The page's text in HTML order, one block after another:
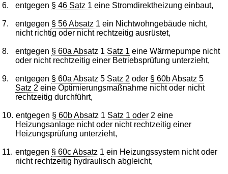
6. entgegen § 46 Satz 1 eine Stromdirektheizung einbaut,
7. entgegen § 56 Absatz 1 ein Nichtwohngebäude nicht,
nicht richtig oder nicht rechtzeitig ausrüstet,
8. entgegen § 60a Absatz 1 Satz 1 eine Wärmepumpe nicht
oder nicht rechtzeitig einer Betriebsprüfung unterzieht,
9. entgegen § 60a Absatz 5 Satz 2 oder § 60b Absatz 5
Satz 2 eine Optimierungsmaßnahme nicht oder nicht
rechtzeitig durchführt,
10. entgegen § 60b Absatz 1 Satz 1 oder 2 eine
Heizungsanlage nicht oder nicht rechtzeitig einer
Heizungsprüfung unterzieht,
11. entgegen § 60c Absatz 1 ein Heizungssystem nicht oder
nicht rechtzeitig hydraulisch abgleicht,